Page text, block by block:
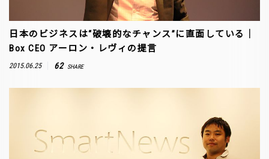
日本のビジネスは“破壊的なチャンス”に直面している｜
Box CEO アーロン・レヴィの提言
2015.06.25 62 SHARE